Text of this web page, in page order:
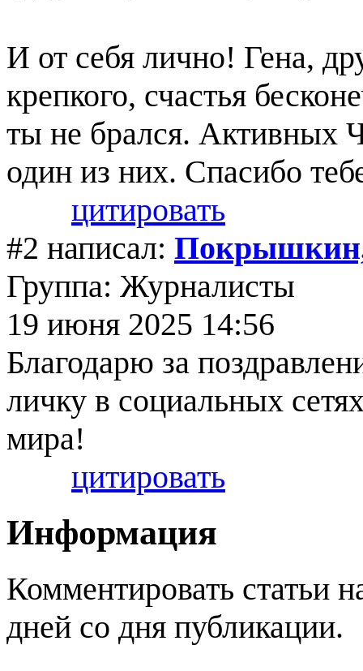
И от себя лично! Гена,
крепкого, счастья
ты не брался. Активных
один из них. Спасибо
цитировать
#2 написал:
Группа: Журналисты
19 июня 2025 14:56
Благодарю за
личку в социальных
мира!
цитировать
Информация
Комментировать статьи
дней со дня публикации.